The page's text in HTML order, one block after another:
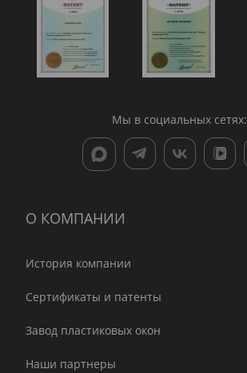
Мы в социальных сетях:
О КОМПАНИИ
История компании
Сертификаты и патенты
Завод пластиковых окон
Наши партнеры